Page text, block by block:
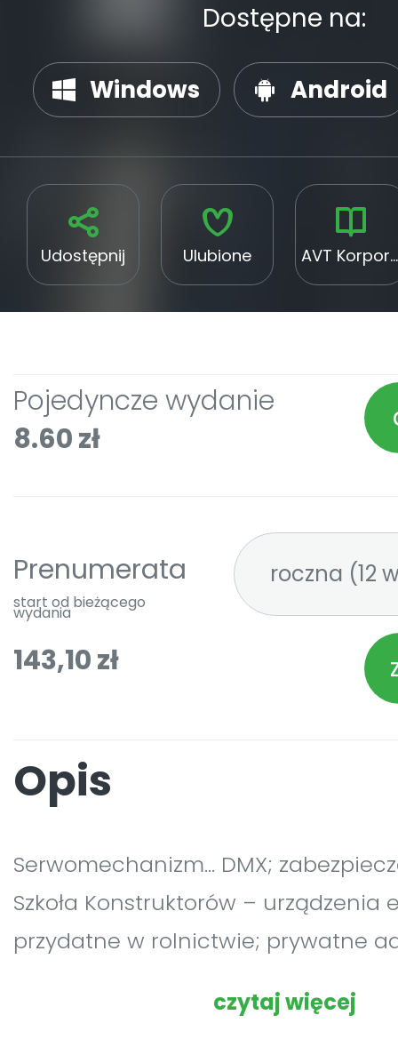
Dostępne na:
Windows Android
Udostępnij Ulubione AVT Korporacja Sp. z o. o.
Pojedyncze wydanie
8.60 zł
Prenumerata
start od bieżącego
wydania
143,10 zł
Opis
Serwomechanizm... DMX;
Szkoła Konstruktorów – urządzenia
przydatne w rolnictwie; prywatne
przetwornice indukcyjne,
czytaj więcej